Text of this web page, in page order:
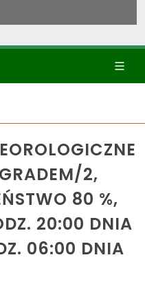
Ikona
2,
80 %,
20:00 DNIA
06:00 DNIA